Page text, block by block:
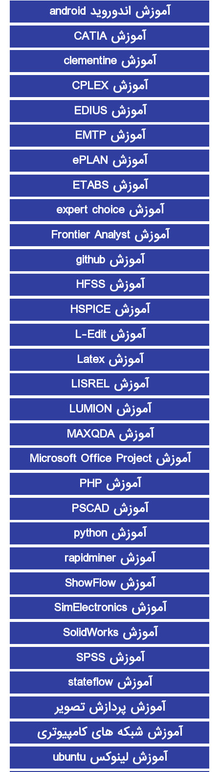
آموزش اندوروید android
آموزش CATIA
آموزش clementine
آموزش CPLEX
آموزش EDIUS
آموزش EMTP
آموزش ePLAN
آموزش ETABS
آموزش expert choice
آموزش Frontier Analyst
آموزش github
آموزش HFSS
آموزش HSPICE
آموزش L-Edit
آموزش Latex
آموزش LISREL
آموزش LUMION
آموزش MAXQDA
آموزش Microsoft Office Project
آموزش PHP
آموزش PSCAD
آموزش python
آموزش rapidminer
آموزش ShowFlow
آموزش SimElectronics
آموزش SolidWorks
آموزش SPSS
آموزش stateflow
آموزش پردازش تصویر
آموزش شبکه های کامپیوتری
آموزش لینوکس ubuntu